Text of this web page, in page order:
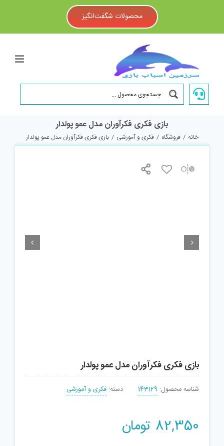
محصولات شگفت‌انگیز
بازی فکری فکرآوران مدل عمو پولدار
خانه / فروشگاه / فکری و آموزشی / بازی فکری فکرآوران مدل عمو پولدار
 
بازی فکری فکرآوران مدل عمو پولدار
شناسه محصول: 143129 دسته: فکری و آموزشی
82,350 تومان